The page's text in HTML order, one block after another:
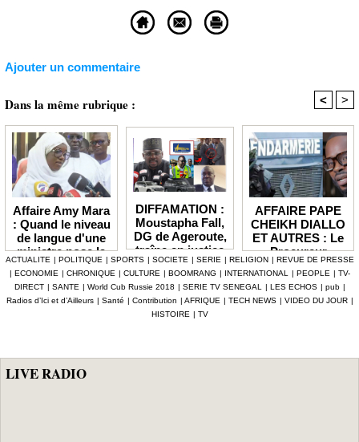
Ajouter un commentaire
Dans la même rubrique : < >
Affaire Amy Mara
: Quand le niveau
de langue d'une
ministre pose la
question de la
compétence et de
la crédibilité de
l'État
DIFFAMATION :
Moustapha Fall,
DG de Ageroute,
traîne en justice
l’ex DRH Cheikh
Amet Tidiane
Thiam
AFFAIRE PAPE
CHEIKH DIALLO
ET AUTRES : Le
Procureur
interjette appel et
maintient en
prison ceux qui
ont été placés
ACTUALITE | POLITIQUE | SPORTS | SOCIETE | SERIE | RELIGION | REVUE DE PRESSE
| ECONOMIE | CHRONIQUE | CULTURE | BOOMRANG | INTERNATIONAL | PEOPLE | TV-
DIRECT | SANTE | World Cub Russie 2018 | SERIE TV SENEGAL | LES ECHOS | pub |
Radios d’Ici et d’Ailleurs | Santé | Contribution | AFRIQUE | TECH NEWS | VIDEO DU JOUR |
HISTOIRE | TV
LIVE RADIO